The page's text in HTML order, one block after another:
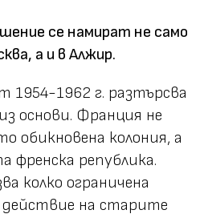
се намират не само
а и в Алжир.
1954-1962 г. разтърсва
основи. Франция не
обикновена колония, а
френска република.
колко ограничена
на старите